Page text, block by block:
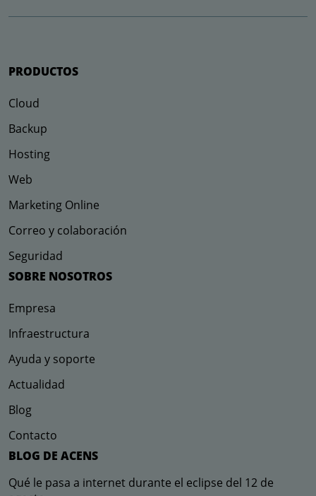
PRODUCTOS
Cloud
Backup
Hosting
Web
Marketing Online
Correo y colaboración
Seguridad
SOBRE NOSOTROS
Empresa
Infraestructura
Ayuda y soporte
Actualidad
Blog
Contacto
BLOG DE ACENS
Qué le pasa a internet durante el eclipse del 12 de